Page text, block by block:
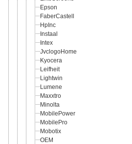
Epson
FaberCastell
HpInc
Instaal
Intex
JvclogoHome
Kyocera
Leifheit
Lightwin
Lumene
Maxxtro
Minolta
MobilePower
MobilePro
Mobotix
OEM